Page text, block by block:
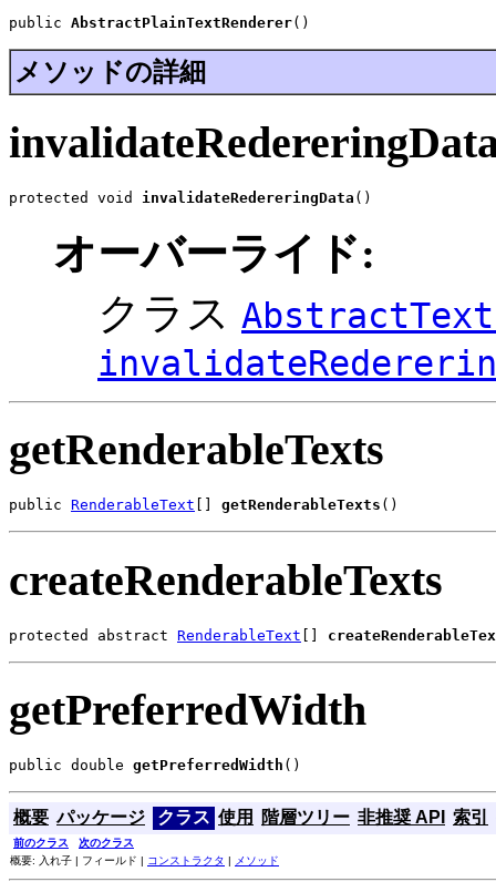
public AbstractPlainTextRenderer()
メソッドの詳細
protected void invalidateRedereringData ()
オーバーライド:
クラス
getRenderableTexts
public RenderableText getRenderableTexts ()
createRenderableTexts
protected abstract RenderableText []
getPreferredWidth
public double getPreferredWidth ()
概要 パッケージ クラス 使用 階層ツリー 非推奨 API 索引
前のクラス
次のクラス
概要: 入れ子 | フィールド | コンストラクタ | メソッド